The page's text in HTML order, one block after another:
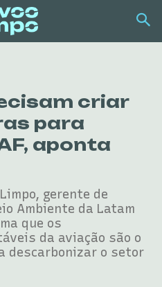
criar
para
aponta
gerente de
Ambiente da Latam
que os
da aviação são o
descarbonizar o setor